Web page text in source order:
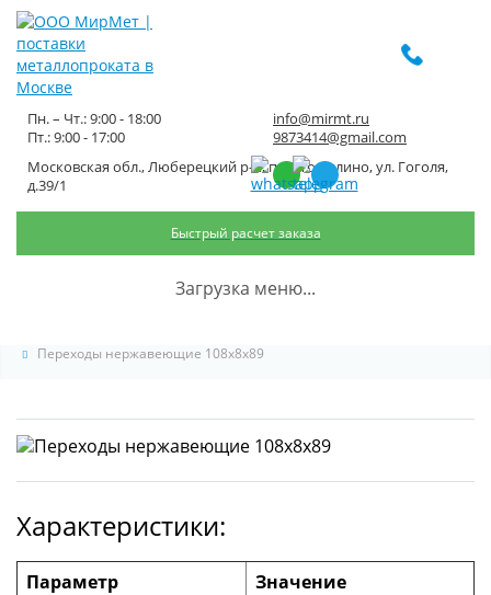
Московская обл., Люберецкий р-н, пос. Томилино, ул. Гоголя,
д.39/1
Пн. – Чт.: 9:00 - 18:00
Пт.: 9:00 - 17:00
info@mirmt.ru
9873414@gmail.com
Быстрый расчет заказа
Загрузка меню...
Переходы нержавеющие
108x8x89
Переходы нержавеющие 108x8x89
Характеристики:
Параметр
Значение